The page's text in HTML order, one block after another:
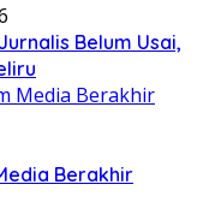
Belum Usai,
Berakhir